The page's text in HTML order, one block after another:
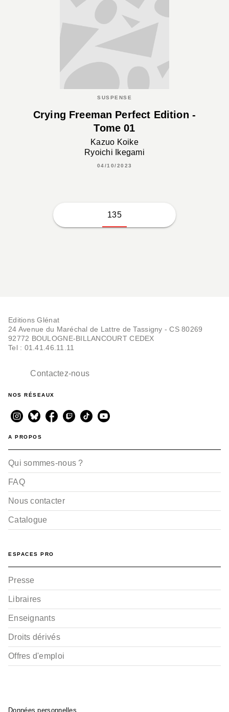
SUSPENSE
Crying Freeman Perfect Edition -
Tome 01
Kazuo Koike
Ryoichi Ikegami
04/10/2023
135
Editions Glénat
24 Avenue du Maréchal de Lattre de Tassigny - CS 80269
92772 BOULOGNE-BILLANCOURT CEDEX
Tel : 01.41.46.11.11
Contactez-nous
NOS RÉSEAUX
A PROPOS
Qui sommes-nous ?
FAQ
Nous contacter
Catalogue
ESPACES PRO
Presse
Libraires
Enseignants
Droits dérivés
Offres d'emploi
Données personnelles